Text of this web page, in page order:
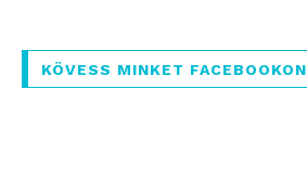
KÖVESS MINKET FACEBOOKON